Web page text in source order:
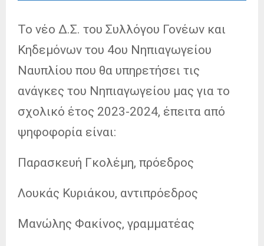
Το νέο Δ.Σ. του Συλλόγου Γονέων και
Κηδεμόνων του 4ου Νηπιαγωγείου
Ναυπλίου που θα υπηρετήσει τις
ανάγκες του Νηπιαγωγείου μας για το
σχολικό έτος 2023-2024, έπειτα από
ψηφοφορία είναι:
Παρασκευή Γκολέμη, πρόεδρος
Λουκάς Κυριάκου, αντιπρόεδρος
Μανώλης Φακίνος, γραμματέας